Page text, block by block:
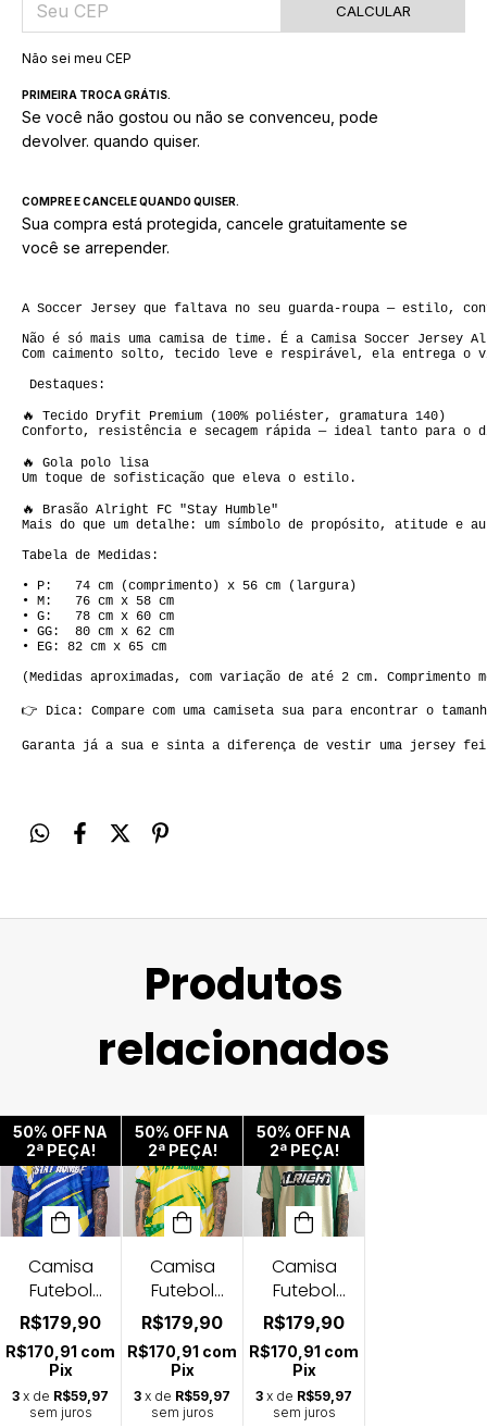
CALCULAR
Não sei meu CEP
PRIMEIRA TROCA GRÁTIS.
Se você não gostou ou não se convenceu, pode
devolver. quando quiser.
COMPRE E CANCELE QUANDO QUISER.
Sua compra está protegida, cancele gratuitamente se
você se arrepender.
A Soccer Jersey que faltava no seu guarda-roupa — estilo,
Não é só mais uma camisa de time. É a Camisa Soccer
Com caimento solto, tecido leve e respirável, ela entrega o
Destaques:
🔥 Tecido Dryfit Premium (100% poliéster, gramatura 140)
Conforto, resistência e secagem rápida — ideal tanto para o
🔥 Gola polo lisa
Um toque de sofisticação que eleva o estilo.
🔥 Brasão Alright FC "Stay Humble"
Mais do que um detalhe: um símbolo de propósito, atitude e
Tabela de Medidas:
• P:   74 cm (comprimento) x 56 cm (largura)
• M:   76 cm x 58 cm
• G:   78 cm x 60 cm
• GG:  80 cm x 62 cm
• EG: 82 cm x 65 cm
(Medidas aproximadas, com variação de até 2 cm.
👉 Dica: Compare com uma camiseta sua para encontrar o
Produtos
relacionados
50% OFF NA
2ª PEÇA!
Camisa
Futebol
Jersey
Unisex BR-
AZ
R$179,90
R$170,91 com
Pix
3 x de R$59,97
sem juros
50% OFF NA
2ª PEÇA!
Camisa
Futebol
Jersey
Unisex BR-
AM
R$179,90
R$170,91 com
Pix
3 x de R$59,97
sem juros
50% OFF NA
2ª PEÇA!
Camisa
Futebol
Jersey
Unisex BR
R$179,90
R$170,91 com
Pix
3 x de R$59,97
sem juros